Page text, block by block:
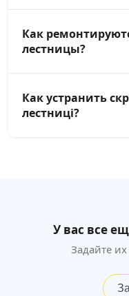
Как
лестницы?
Как устранить
лестниці?
У вас все
Задайте